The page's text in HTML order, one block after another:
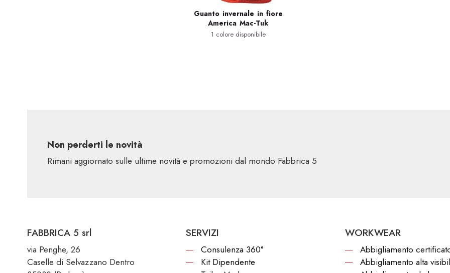
Guanto invernale in fiore
America Mac-Tuk
1 colore disponibile
Non perderti le novità
Rimani aggiornato sulle ultime novità e promozioni dal mondo Fabbrica 5
FABBRICA 5 srl
via Penghe, 26
Caselle di Selvazzano Dentro
SERVIZI
Consulenza 360°
Kit Dipendente
WORKWEAR
Abbigliamento
Abbigliamento alta